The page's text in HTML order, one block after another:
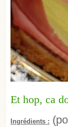
Et hop, ca
Ingrédients :